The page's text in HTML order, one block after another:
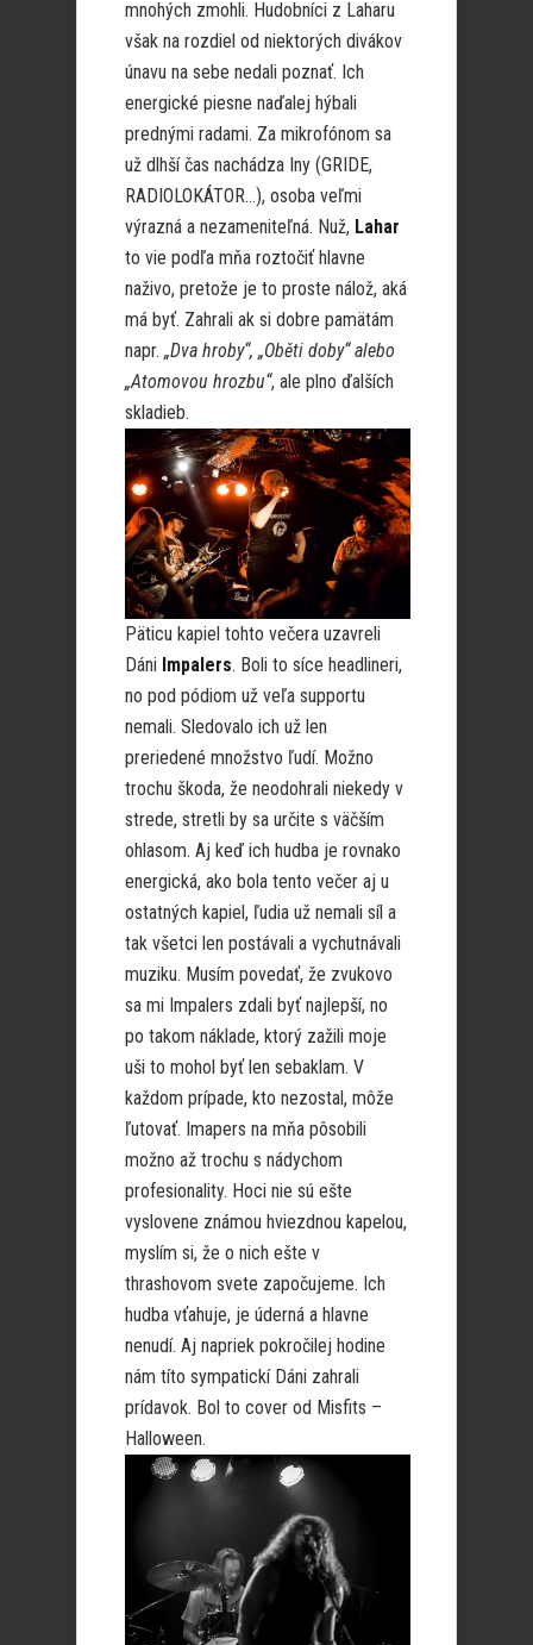
mnohých zmohli. Hudobníci z Laharu
však na rozdiel od niektorých divákov
únavu na sebe nedali poznať. Ich
energické piesne naďalej hýbali
prednými radami. Za mikrofónom sa
už dlhší čas nachádza Iny (GRIDE,
RADIOLOKÁTOR…), osoba veľmi
výrazná a nezameniteľná. Nuž, Lahar
to vie podľa mňa roztočiť hlavne
naživo, pretože je to proste nálož, aká
má byť. Zahrali ak si dobre pamätám
napr. „Dva hroby“, „Oběti doby“ alebo
„Atomovou hrozbu“, ale plno ďalších
skladieb.
Päticu kapiel tohto večera uzavreli
Dáni Impalers. Boli to síce headlineri,
no pod pódiom už veľa supportu
nemali. Sledovalo ich už len
preriedené množstvo ľudí. Možno
trochu škoda, že neodohrali niekedy v
strede, stretli by sa určite s väčším
ohlasom. Aj keď ich hudba je rovnako
energická, ako bola tento večer aj u
ostatných kapiel, ľudia už nemali síl a
tak všetci len postávali a vychutnávali
muziku. Musím povedať, že zvukovo
sa mi Impalers zdali byť najlepší, no
po takom náklade, ktorý zažili moje
uši to mohol byť len sebaklam. V
každom prípade, kto nezostal, môže
ľutovať. Imapers na mňa pôsobili
možno až trochu s nádychom
profesionality. Hoci nie sú ešte
vyslovene známou hviezdnou kapelou,
myslím si, že o nich ešte v
thrashovom svete započujeme. Ich
hudba vťahuje, je úderná a hlavne
nenudí. Aj napriek pokročilej hodine
nám títo sympatickí Dáni zahrali
prídavok. Bol to cover od Misfits –
Halloween.